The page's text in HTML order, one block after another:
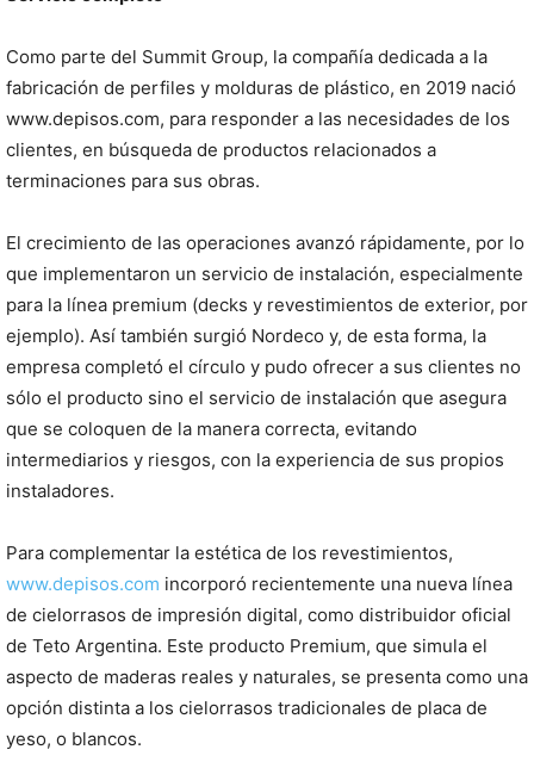
Como parte del Summit Group, la compañía dedicada a la
fabricación de perfiles y molduras de plástico, en 2019 nació
www.depisos.com, para responder a las necesidades de los
clientes, en búsqueda de productos relacionados a
terminaciones para sus obras.
El crecimiento de las operaciones avanzó rápidamente, por lo
que implementaron un servicio de instalación, especialmente
para la línea premium (decks y revestimientos de exterior, por
ejemplo). Así también surgió Nordeco y, de esta forma, la
empresa completó el círculo y pudo ofrecer a sus clientes no
sólo el producto sino el servicio de instalación que asegura
que se coloquen de la manera correcta, evitando
intermediarios y riesgos, con la experiencia de sus propios
instaladores.
Para complementar la estética de los revestimientos,
www.depisos.com incorporó recientemente una nueva línea
de cielorrasos de impresión digital, como distribuidor oficial
de Teto Argentina. Este producto Premium, que simula el
aspecto de maderas reales y naturales, se presenta como una
opción distinta a los cielorrasos tradicionales de placa de
yeso, o blancos.